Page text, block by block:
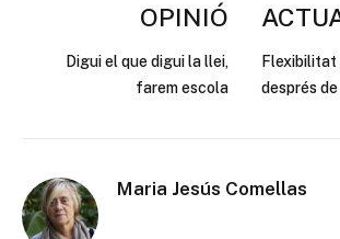
OPINIÓ
Digui el que digui la llei,
farem escola
Flexibilitat
després
Maria Jesús Comellas